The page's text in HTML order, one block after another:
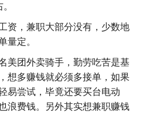
资，兼职大部分没有，少数地
定。
美团外卖骑手，勤劳吃苦是基
想多赚钱就必须多接单，如果
易尝试，毕竟还要买台电动
浪费钱。另外其实想兼职赚钱